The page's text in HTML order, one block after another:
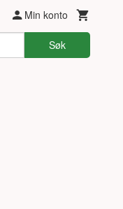
Min konto
Søk